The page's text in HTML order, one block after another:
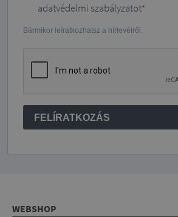
adatvédelmi szabályzatot
Bármikor leíratkozhatsz a hírlevélről.
FELÍRATKOZÁS
WEBSHOP